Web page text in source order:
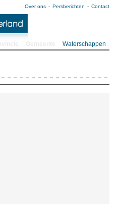
Over ons Persberichten Contact
Waterschappen